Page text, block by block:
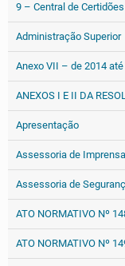
9 – Central de
Administração Superior
Anexo VII – de 2014
ANEXOS I E II DA
Apresentação
Assessoria de
Assessoria de
ATO NORMATIVO Nº
ATO NORMATIVO Nº